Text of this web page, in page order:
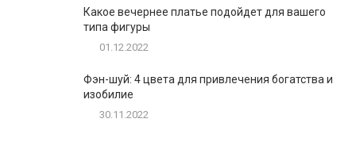
Какое вечернее платье подойдет для вашего
типа фигуры
01.12.2022
Фэн-шуй: 4 цвета для привлечения богатства и
изобилие
30.11.2022